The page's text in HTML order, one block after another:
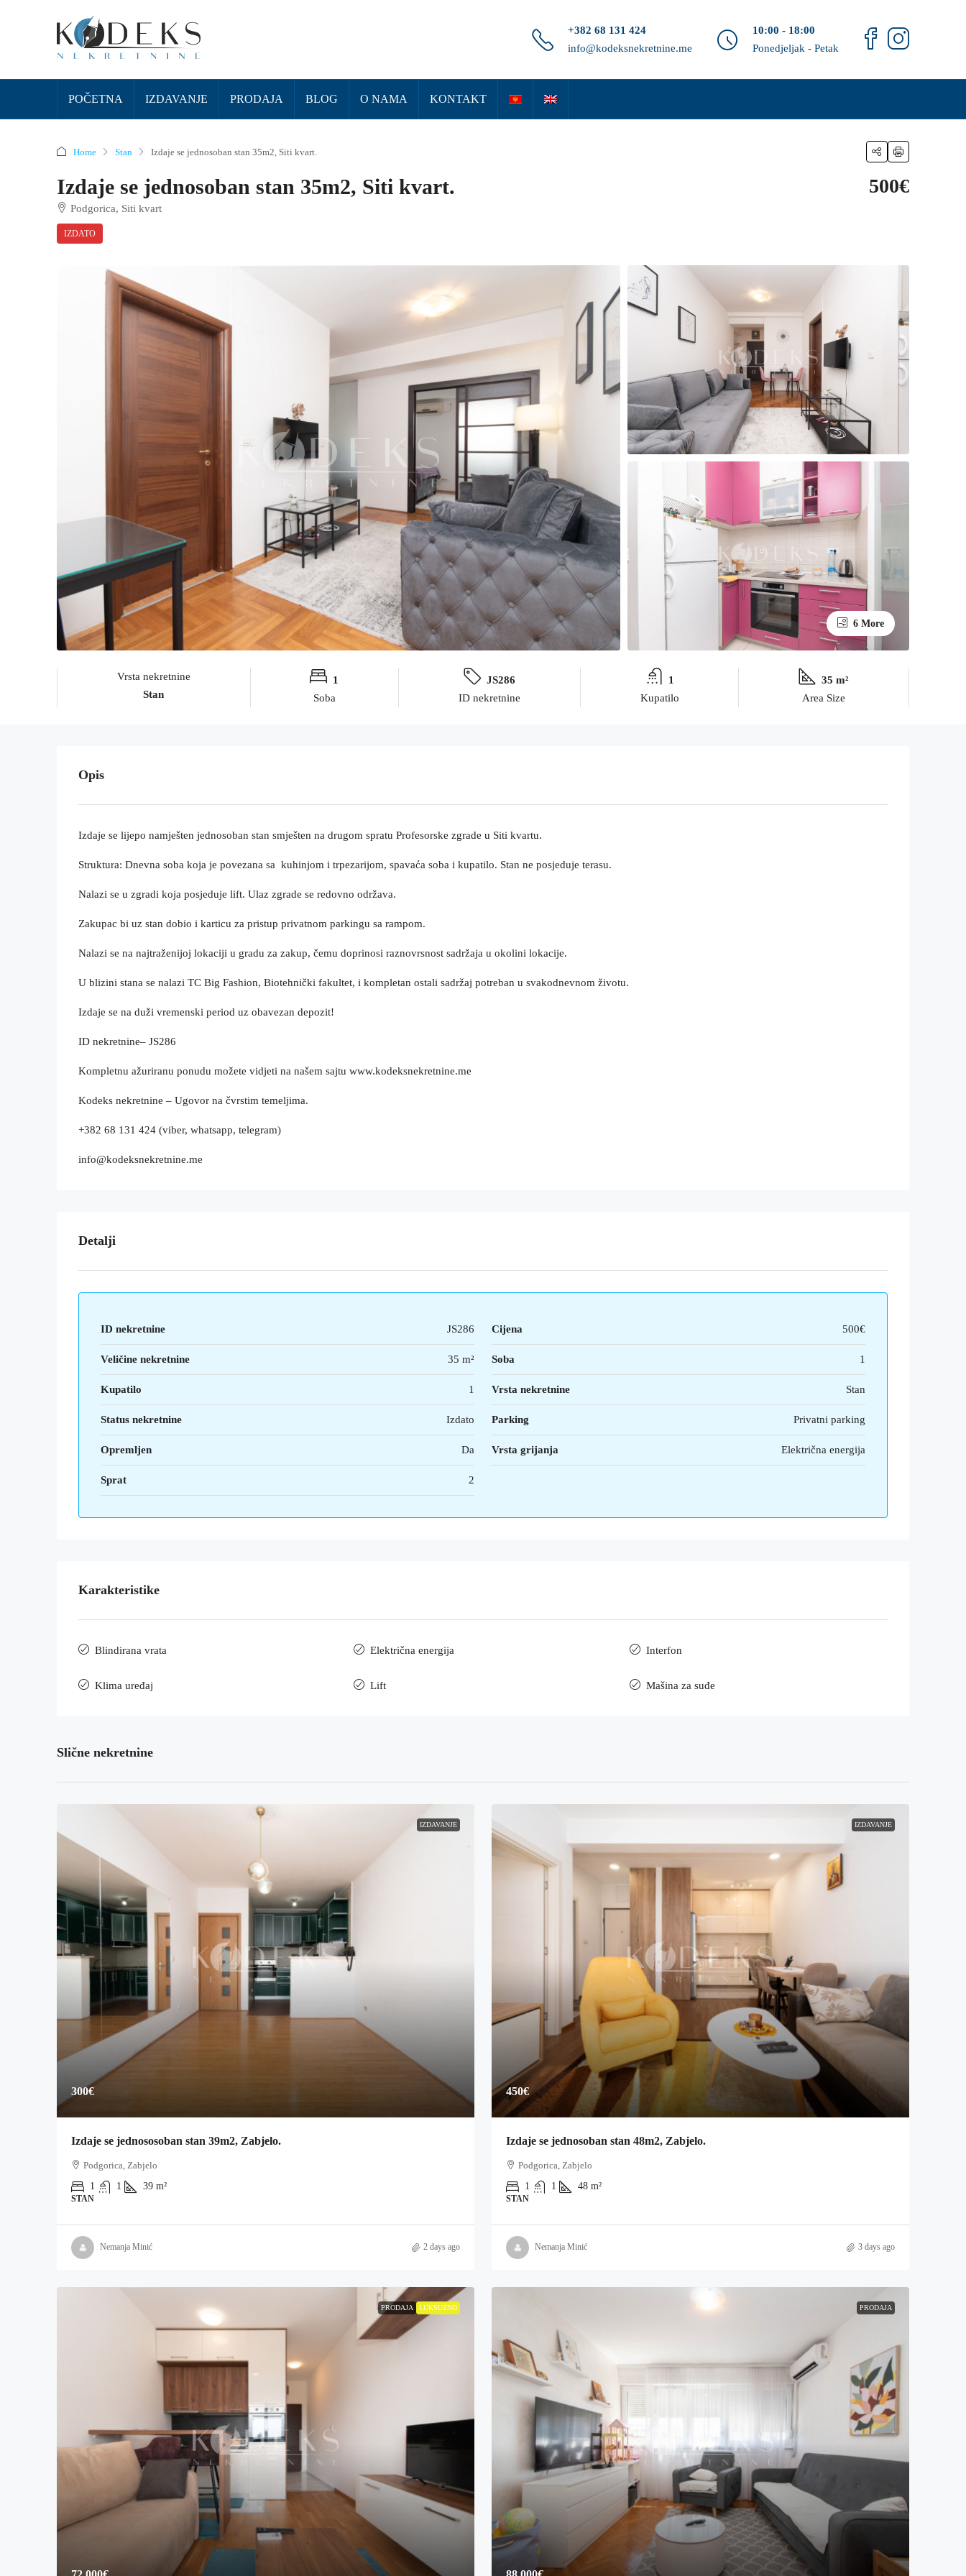
+382 68 131 424
info@kodeksnekretnine.me
10:00 - 18:00
Ponedjeljak - Petak
POČETNA IZDAVANJE PRODAJA BLOG O NAMA KONTAKT
Home Stan Izdaje se jednosoban stan 35m2, Siti kvart.
Izdaje se jednosoban stan 35m2, Siti kvart.
Podgorica, Siti kvart
IZDATO
500€
6 More
Vrsta nekretnine
Stan
1
Soba
JS286
ID nekretnine
1
Kupatilo
35 m²
Area Size
Opis
Izdaje se lijepo namješten jednosoban stan smješten na drugom spratu Profesorske zgrade u Siti kvartu.
Struktura: Dnevna soba koja je povezana sa kuhinjom i trpezarijom, spavaća soba i kupatilo. Stan ne posjeduje terasu.
Nalazi se u zgradi koja posjeduje lift. Ulaz zgrade se redovno održava.
Zakupac bi uz stan dobio i karticu za pristup privatnom parkingu sa rampom.
Nalazi se na najtraženijoj lokaciji u gradu za zakup, čemu doprinosi raznovrsnost sadržaja u okolini lokacije.
U blizini stana se nalazi TC Big Fashion, Biotehnički fakultet, i kompletan ostali sadržaj potreban u svakodnevnom životu.
Izdaje se na duži vremenski period uz obavezan depozit!
ID nekretnine– JS286
Kompletnu ažuriranu ponudu možete vidjeti na našem sajtu www.kodeksnekretnine.me
Kodeks nekretnine – Ugovor na čvrstim temeljima.
+382 68 131 424 (viber, whatsapp, telegram)
info@kodeksnekretnine.me
Detalji
ID nekretnine JS286 Cijena 500€
Veličine nekretnine 35 m² Soba 1
Kupatilo 1 Vrsta nekretnine Stan
Status nekretnine Izdato Parking Privatni parking
Opremljen Da Vrsta grijanja Električna energija
Sprat 2
Karakteristike
Blindirana vrata Električna energija Interfon
Klima uređaj Lift Mašina za suđe
Slične nekretnine
IZDAVANJE
300€
Izdaje se jednososoban stan 39m2, Zabjelo.
Podgorica, Zabjelo
1
1 39 m²
STAN
Nemanja Minić 2 days ago
IZDAVANJE
450€
Izdaje se jednosoban stan 48m2, Zabjelo.
Podgorica, Zabjelo
1
1 48 m²
STAN
Nemanja Minić 3 days ago
PRODAJA LUKSUZNO PRODAJA